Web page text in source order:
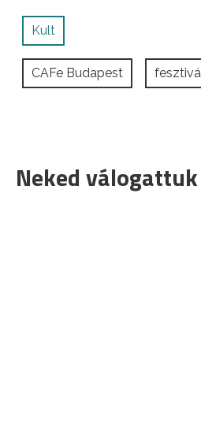
Kult
CAFe Budapest
Neked válogattuk